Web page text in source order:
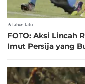
6 tahun lalu
FOTO: Aksi Lincah
Imut Persija yang